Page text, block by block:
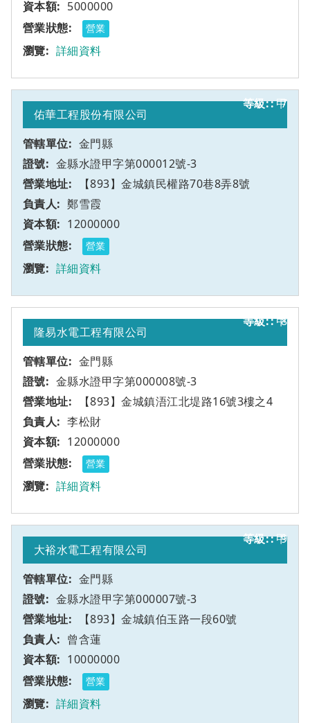
5000000
營業
詳細資料
7
佑華工程股份有限公司
金門縣
金縣水證甲字第000012號-3
【893】金城鎮民權路70巷8弄8號
甲
鄭雪霞
12000000
營業
詳細資料
8
隆易水電工程有限公司
金門縣
金縣水證甲字第000008號-3
【893】金城鎮浯江北堤路16號3樓之4
甲
李松財
12000000
營業
詳細資料
9
大裕水電工程有限公司
金門縣
金縣水證甲字第000007號-3
【893】金城鎮伯玉路一段60號
甲
曾含蓮
10000000
營業
詳細資料